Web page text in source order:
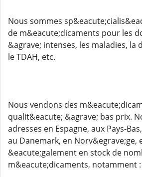
Nous sommes
de m&eacute;dicaments pour les
&agrave; intenses, les maladies, la
le TDAH, etc.
Nous vendons des
qualit&eacute; &agrave; bas prix.
adresses en Espagne, aux Pays-
au Danemark, en Norv&egrave;ge,
&eacute;galement en stock de
m&eacute;dicaments, notamment :